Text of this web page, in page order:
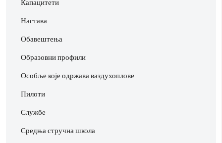
Капацитети
Настава
Обавештења
Образовни профили
Особље које одржава ваздухоплове
Пилоти
Службе
Средња стручна школа